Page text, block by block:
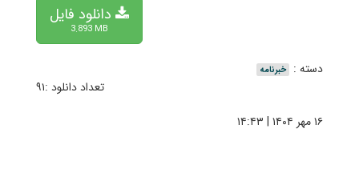
دانلود فایل
3.893 MB
دسته : خبرنامه
تعداد دانلود :۹۱
۱۶ مهر ۱۴۰۴ | ۱۴:۴۳